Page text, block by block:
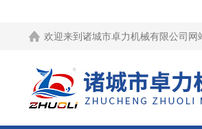
欢迎来到 诸城市卓力机械有限公司网